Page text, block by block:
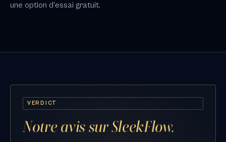
une option d'essai gratuit.
VERDICT
Notre avis sur SleekFlow.